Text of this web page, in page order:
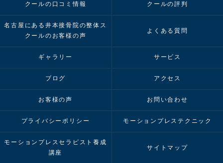
クールの口コミ情報
クールの評判
名古屋にある井本接骨院の整体ス
クールのお客様の声
よくある質問
ギャラリー サービス
ブログ アクセス
お客様の声 お問い合わせ
プライバシーポリシー モーションプレステクニック
モーションプレスセラピスト養成
講座
サイトマップ